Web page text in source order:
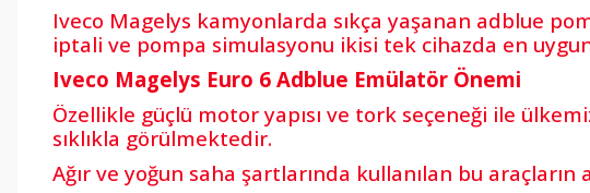
Iveco Magelys kamyonlarda sıkça yaşanan adblue
iptali ve pompa simulasyonu ikisi tek cihazda en
Iveco Magelys Euro 6 Adblue Emülatör Önemi
Özellikle güçlü motor yapısı ve tork seçeneği ile
sıklıkla görülmektedir.
Ağır ve yoğun saha şartlarında kullanılan bu